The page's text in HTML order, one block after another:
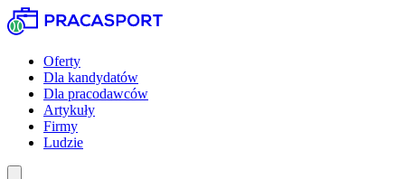
Oferty
Dla kandydatów
Dla pracodawców
Artykuły
Firmy
Ludzie